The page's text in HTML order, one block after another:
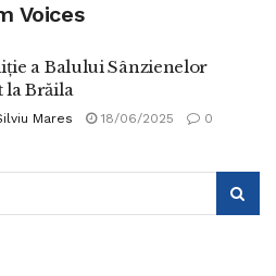
Voices
a Balului Sânzienelor
la Brăila
Mares 18/06/2025 0